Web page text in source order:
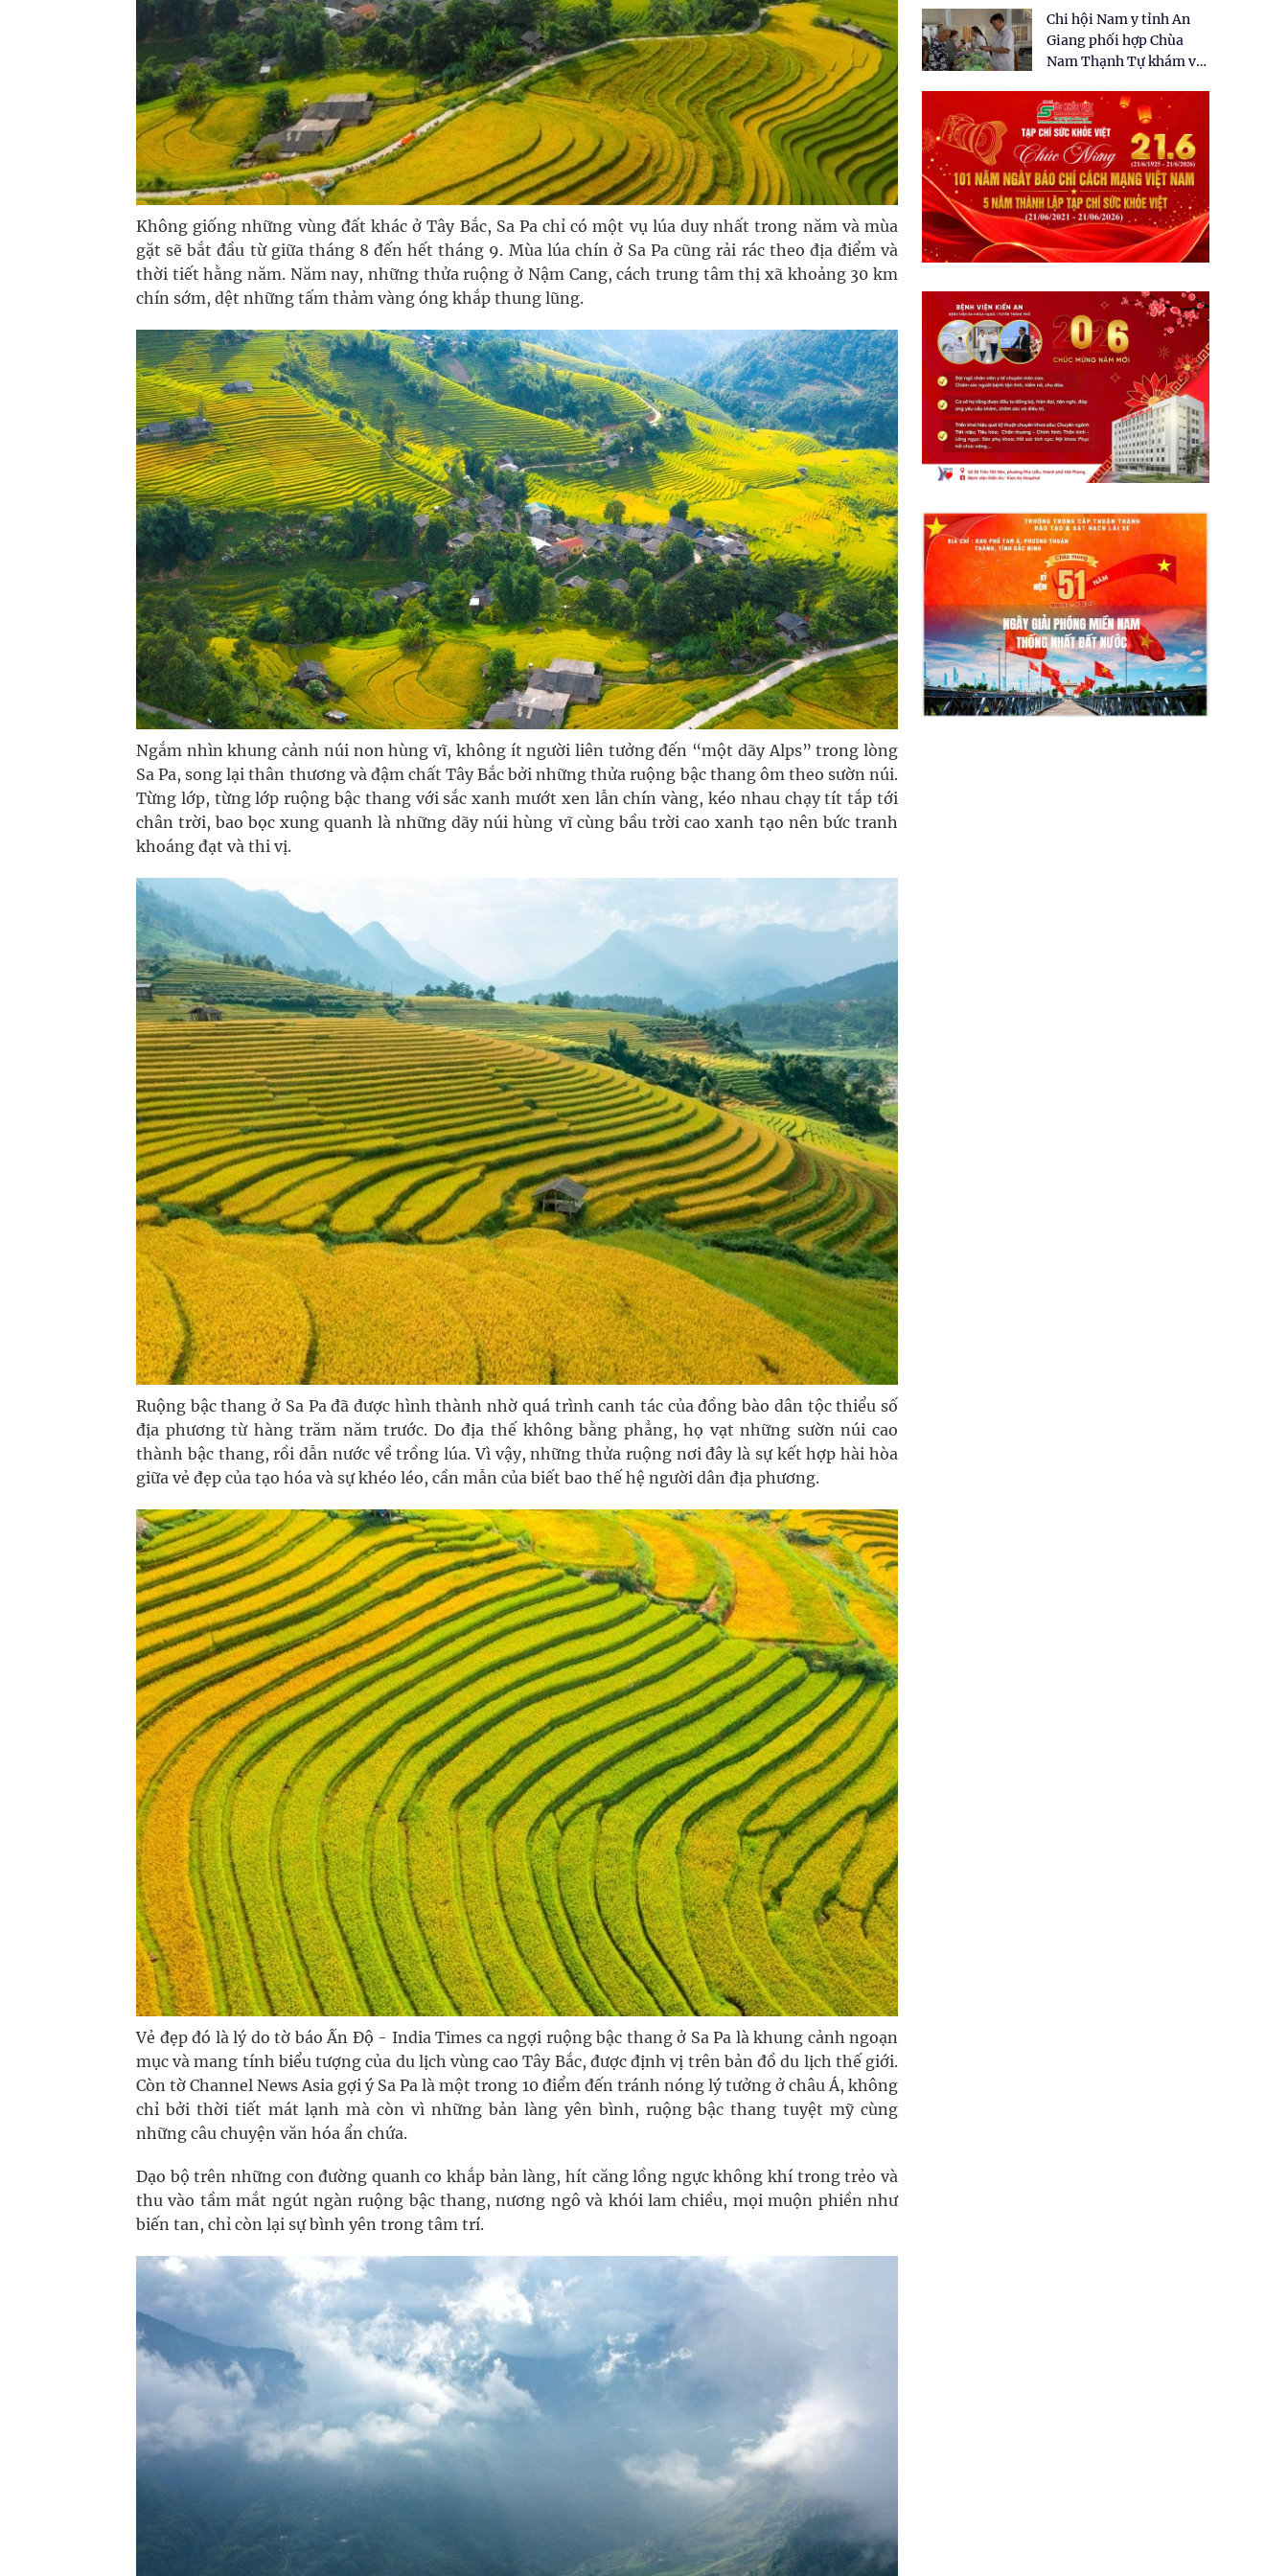
Không giống những vùng đất khác ở Tây Bắc, Sa Pa chỉ có một vụ lúa duy nhất trong năm và mùa
gặt sẽ bắt đầu từ giữa tháng 8 đến hết tháng 9. Mùa lúa chín ở Sa Pa cũng rải rác theo địa điểm và
thời tiết hằng năm. Năm nay, những thửa ruộng ở Nậm Cang, cách trung tâm thị xã khoảng 30 km
chín sớm, dệt những tấm thảm vàng óng khắp thung lũng.
Ngắm nhìn khung cảnh núi non hùng vĩ, không ít người liên tưởng đến “một dãy Alps” trong lòng
Sa Pa, song lại thân thương và đậm chất Tây Bắc bởi những thửa ruộng bậc thang ôm theo sườn núi.
Từng lớp, từng lớp ruộng bậc thang với sắc xanh mướt xen lẫn chín vàng, kéo nhau chạy tít tắp tới
chân trời, bao bọc xung quanh là những dãy núi hùng vĩ cùng bầu trời cao xanh tạo nên bức tranh
khoáng đạt và thi vị.
Ruộng bậc thang ở Sa Pa đã được hình thành nhờ quá trình canh tác của đồng bào dân tộc thiểu số
địa phương từ hàng trăm năm trước. Do địa thế không bằng phẳng, họ vạt những sườn núi cao
thành bậc thang, rồi dẫn nước về trồng lúa. Vì vậy, những thửa ruộng nơi đây là sự kết hợp hài hòa
giữa vẻ đẹp của tạo hóa và sự khéo léo, cần mẫn của biết bao thế hệ người dân địa phương.
Vẻ đẹp đó là lý do tờ báo Ấn Độ - India Times ca ngợi ruộng bậc thang ở Sa Pa là khung cảnh ngoạn
mục và mang tính biểu tượng của du lịch vùng cao Tây Bắc, được định vị trên bản đồ du lịch thế giới.
Còn tờ Channel News Asia gợi ý Sa Pa là một trong 10 điểm đến tránh nóng lý tưởng ở châu Á, không
chỉ bởi thời tiết mát lạnh mà còn vì những bản làng yên bình, ruộng bậc thang tuyệt mỹ cùng
những câu chuyện văn hóa ẩn chứa.
Dạo bộ trên những con đường quanh co khắp bản làng, hít căng lồng ngực không khí trong trẻo và
thu vào tầm mắt ngút ngàn ruộng bậc thang, nương ngô và khói lam chiều, mọi muộn phiền như
biến tan, chỉ còn lại sự bình yên trong tâm trí.
dân tại xã Tân Tập
Chi hội Nam y tỉnh An
Giang phối hợp Chùa
Nam Thạnh Tự khám và
nhân dân